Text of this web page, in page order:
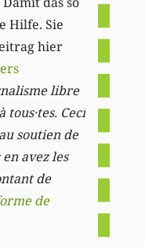
Hilfe. Sie
hier
libre
tous·tes. Ceci
soutien de
avez les
de
de